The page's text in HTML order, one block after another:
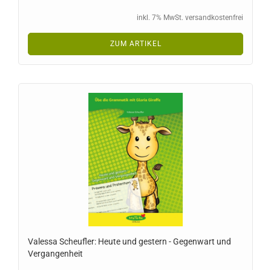
inkl. 7% MwSt. versandkostenfrei
ZUM ARTIKEL
Valessa Scheufler: Heute und gestern - Gegenwart und
Vergangenheit